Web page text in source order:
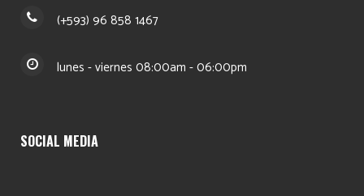
(+593) 96 858 1467
lunes - viernes 08:00am - 06:00pm
SOCIAL MEDIA